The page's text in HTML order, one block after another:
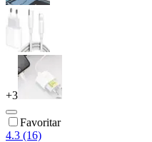
+3
Favoritar
4.3 (16)